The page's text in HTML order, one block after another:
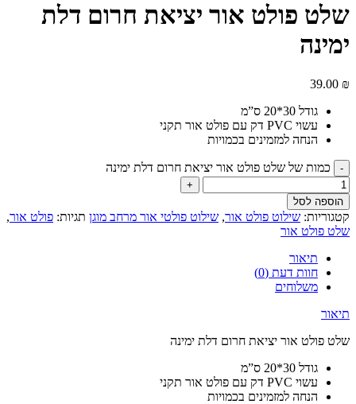
שלט פולט אור יציאת חרום דלת
ימינה
39.00 ₪
גודל 30*20 ס”מ
עשוי PVC דק עם פולט אור תקני
הנחה למזמינים בכמויות
כמות של שלט פולט אור יציאת חרום דלת ימינה
הוספה לסל
קטגוריות: שילוט פולט אור, שילוט פולטי אור מרחב מוגן תגיות: פולט אור,
שלט פולט אור
תיאור
חוות דעת (0)
משלוחים
תיאור
שלט פולט אור יציאת חרום דלת ימינה
גודל 30*20 ס”מ
עשוי PVC דק עם פולט אור תקני
הנחה למזמינים בכמויות